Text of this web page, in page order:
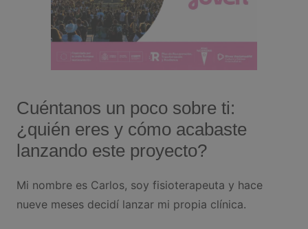
Cuéntanos un poco sobre ti:
¿quién eres y cómo acabaste
lanzando este proyecto?
Mi nombre es Carlos, soy fisioterapeuta y hace
nueve meses decidí lanzar mi propia clínica.